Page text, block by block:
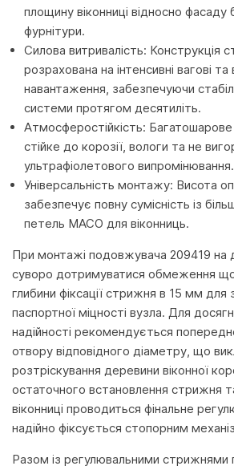
площину віконниці відносно
фурнітури.
Силова витривалість: Конструкція
розрахована на інтенсивні вагові та
навантаження, забезпечуючи
системи протягом десятиліть.
Атмосферостійкість:
стійке до корозії, вологи та не
ультрафіолетового випромінювання.
Універсальність монтажу: Висота
забезпечує повну сумісність із
петель MACO для віконниць.
При монтажі подовжувача 209419 на
суворо дотримуватися обмеження
глибини фіксації стрижня в 15 мм для
паспортної міцності вузла. Для
надійності рекомендується
отвору відповідного діаметру, що
розтріскування деревини віконної
остаточного встановлення стрижня
віконниці проводиться фінальне
надійно фіксується стопорним
Разом із регулювальними стрижнями